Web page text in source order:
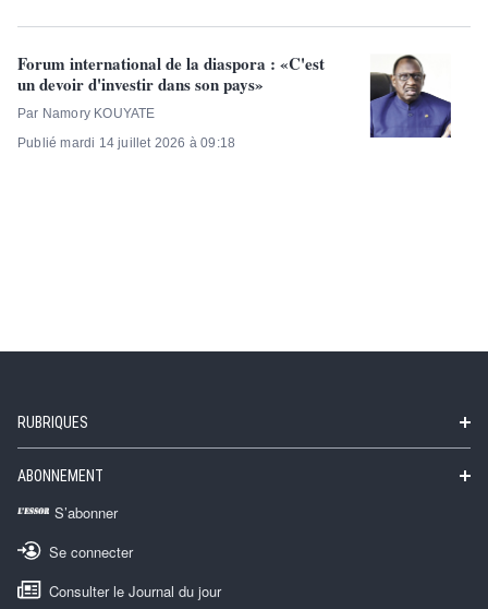
Forum international de la diaspora : «C'est
un devoir d'investir dans son pays»
Par Namory KOUYATE
Publié mardi 14 juillet 2026 à 09:18
RUBRIQUES
ABONNEMENT
S’abonner
Se connecter
Consulter le Journal du jour